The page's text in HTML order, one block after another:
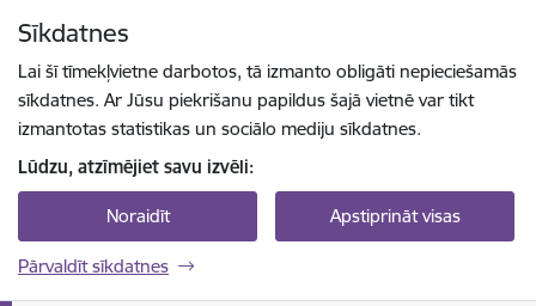
Sīkdatnes
Lai šī tīmekļvietne darbotos, tā izmanto obligāti nepieciešamās
sīkdatnes. Ar Jūsu piekrišanu papildus šajā vietnē var tikt
izmantotas statistikas un sociālo mediju sīkdatnes.
Lūdzu, atzīmējiet savu izvēli:
Noraidīt Apstiprināt visas
Pārvaldīt sīkdatnes